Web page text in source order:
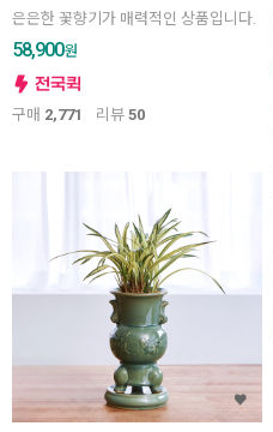
은은한 꽃향기가 매력적인 상품입니다.
58,900원
구매 2,771 리뷰 50